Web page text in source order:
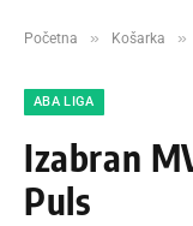
Početna » Košarka »
ABA LIGA
Izabran
Puls